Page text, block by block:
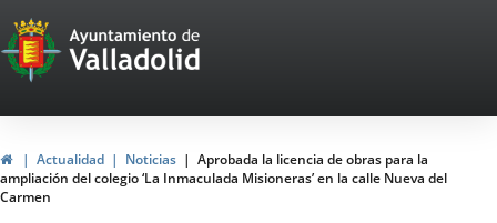
Portal
Web
del
Ayuntamiento
de
HomeActualidad Noticias
Aprobada la licencia de obras para la
ampliación del colegio ‘La Inmaculada Misioneras’ en la calle Nueva del
Carmen